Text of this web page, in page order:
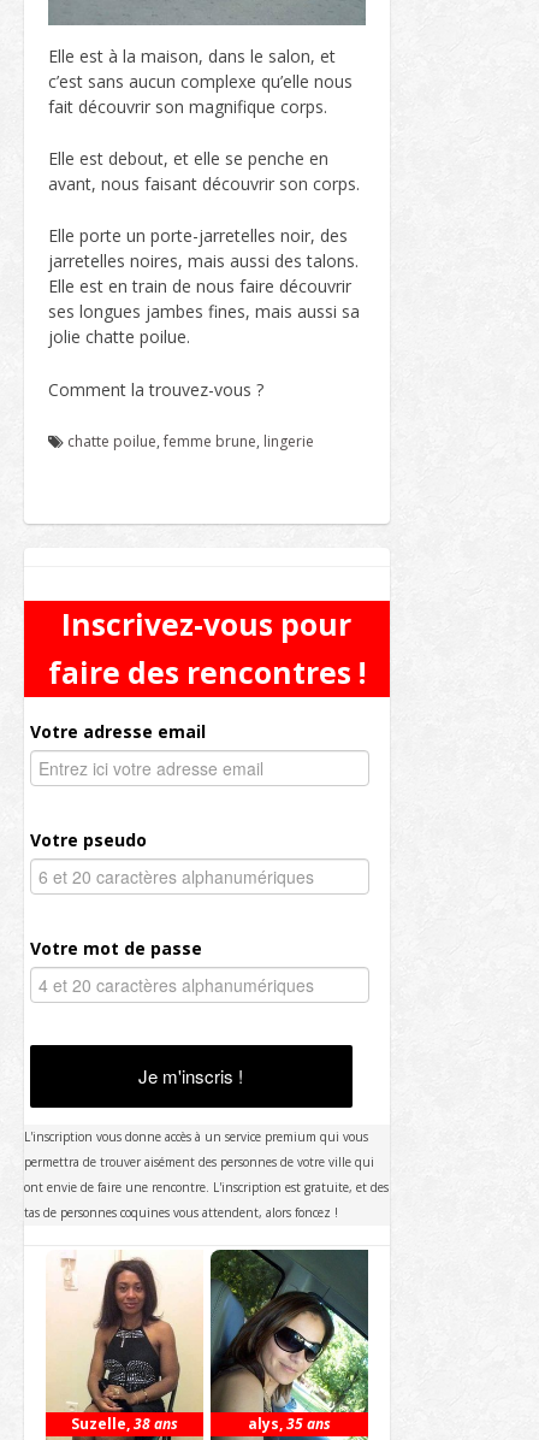
Elle est à la maison, dans le salon, et
c’est sans aucun complexe qu’elle nous
fait découvrir son magnifique corps.
Elle est debout, et elle se penche en
avant, nous faisant découvrir son corps.
Elle porte un porte-jarretelles noir, des
jarretelles noires, mais aussi des talons.
Elle est en train de nous faire découvrir
ses longues jambes fines, mais aussi sa
jolie chatte poilue.
Comment la trouvez-vous ?
chatte poilue,femme brune, lingerie
Inscrivez-vous pour
faire des rencontres !
Votre adresse email
Votre pseudo
Votre mot de passe
Je m'inscris !
L'inscription vous donne accès à un service premium qui vous
permettra de trouver aisément des personnes de votre ville qui
ont envie de faire une rencontre. L'inscription est gratuite, et des
tas de personnes coquines vous attendent, alors foncez !
Suzelle,38 ans alys,35 ans